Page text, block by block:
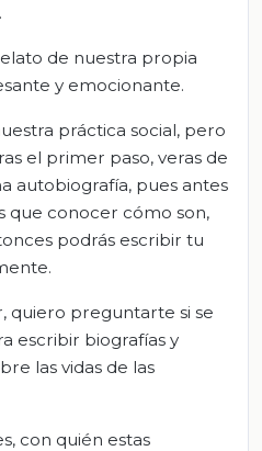
de nuestra propia
y emocionante.
práctica social, pero
el primer paso, veras de
autobiografía, pues antes
que conocer cómo son,
podrás escribir tu
quiero preguntarte si se
escribir biografías y
las vidas de las
con quién estas